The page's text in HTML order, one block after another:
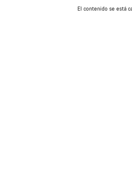
El contenido se está